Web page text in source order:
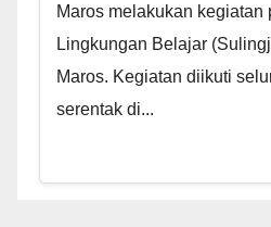
Maros melakukan kegiatan
Lingkungan Belajar
Maros. Kegiatan diikuti
serentak di...